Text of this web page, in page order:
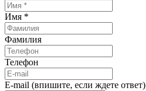
Имя *
Фамилия
Телефон
E-mail (впишите, если ждете ответ)